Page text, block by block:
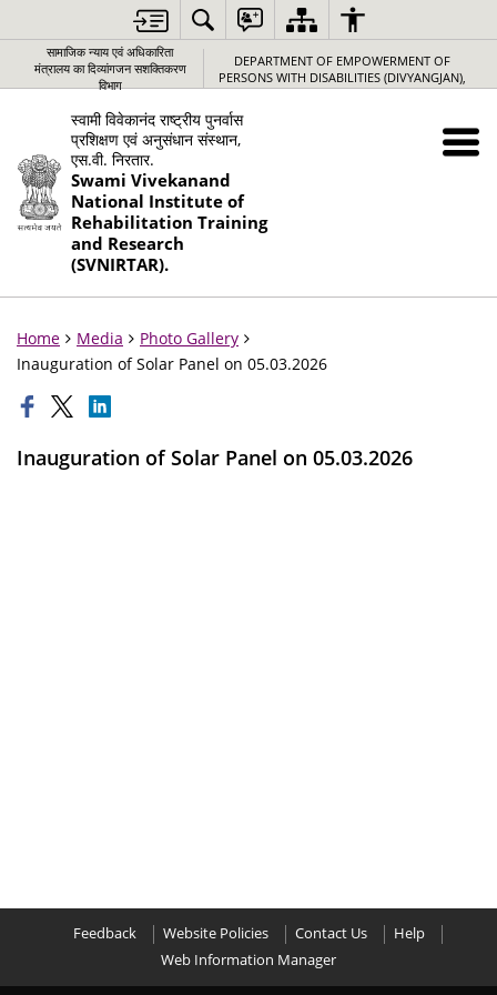
सामाजिक न्‍याय एवं अधिकारिता
मंत्रालय का दिव्यांगजन सशक्तिकरण
विभाग
DEPARTMENT OF EMPOWERMENT OF
PERSONS WITH DISABILITIES (DIVYANGJAN),
स्वामी विवेकानंद राष्ट्रीय पुनर्वास
प्रशिक्षण एवं अनुसंधान संस्थान,
एस.वी. निरतार.
Swami Vivekanand
National Institute of
Rehabilitation Training
and Research
(SVNIRTAR).
Home Media
Photo Gallery
Inauguration of Solar Panel on 05.03.2026
Inauguration of Solar Panel on 05.03.2026
Feedback Website Policies Contact Us
Help
Web Information Manager